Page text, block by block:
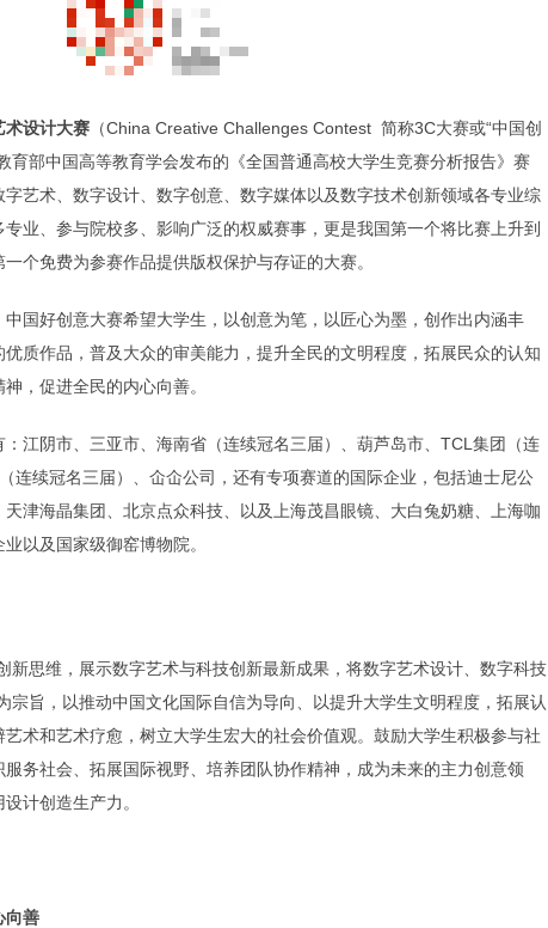
术设计大赛（China Creative Challenges Contest 简称3C大赛或“中国创
育部中国高等教育学会发布的《全国普通高校大学生竞赛分析报告》赛
艺术、数字设计、数字创意、数字媒体以及数字技术创新领域各专业综
业、参与院校多、影响广泛的权威赛事，更是我国第一个将比赛上升到
个免费为参赛作品提供版权保护与存证的大赛。
国好创意大赛希望大学生，以创意为笔，以匠心为墨，创作出内涵丰
质作品，普及大众的审美能力，提升全民的文明程度，拓展民众的认知
，促进全民的内心向善。
江阴市、三亚市、海南省（连续冠名三届）、葫芦岛市、TCL集团（连
连续冠名三届）、仚仚公司，还有专项赛道的国际企业，包括迪士尼公
津海晶集团、北京点众科技、以及上海茂昌眼镜、大白兔奶糖、上海咖
以及国家级御窑博物院。
新思维，展示数字艺术与科技创新最新成果，将数字艺术设计、数字科技
宗旨，以推动中国文化国际自信为导向、以提升大学生文明程度，拓展认
术和艺术疗愈，树立大学生宏大的社会价值观。鼓励大学生积极参与社
务社会、拓展国际视野、培养团队协作精神，成为未来的主力创意领
计创造生产力。
向善